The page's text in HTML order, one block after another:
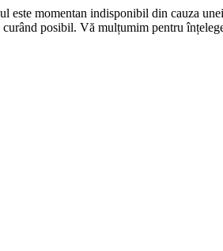
este momentan indisponibil din cauza
curând posibil. Vă mulțumim pentru